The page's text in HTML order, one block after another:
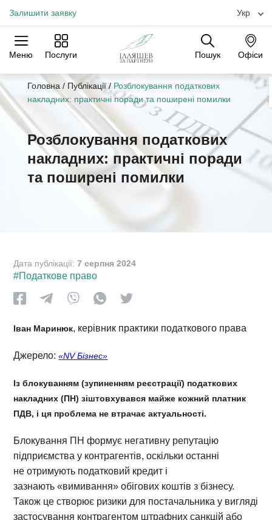
Залишити заявку Укр
Меню Послуги Пошук Офіси
Практики Галузі
Офіси
Головна / Публікації/ Розблокування податкових
накладних: практичні поради та поширені помилки
Розблокування податкових
накладних: практичні поради
та поширені помилки
Дата публікації:7 серпня 2024
#Податкове право
Іван Маринюк, керівник практики податкового права
Джерело:«NV Бізнес»
Із блокуванням (зупиненням реєстрації) податкових
накладних (ПН) зіштовхувався майже кожний платник
ПДВ, і ця проблема не втрачає актуальності.
Блокування ПН формує негативну репутацію
підприємства у контрагентів, оскільки останні
не отримують податковий кредит і
зазнають «вимивання» обігових коштів з бізнесу.
Також це створює ризики для постачальника у вигляді
застосування контрагентом штрафних санкцій або